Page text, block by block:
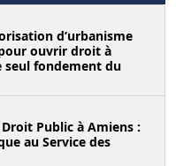
d’urbanisme
ouvrir droit à
seul fondement du
Public à Amiens :
au Service des